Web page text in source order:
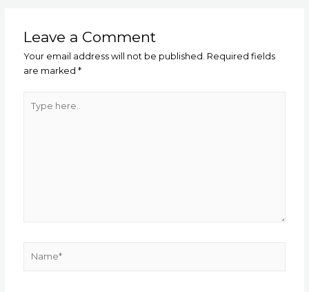
Leave a Comment
Your email address will not be published. Required fields
are marked*
here..